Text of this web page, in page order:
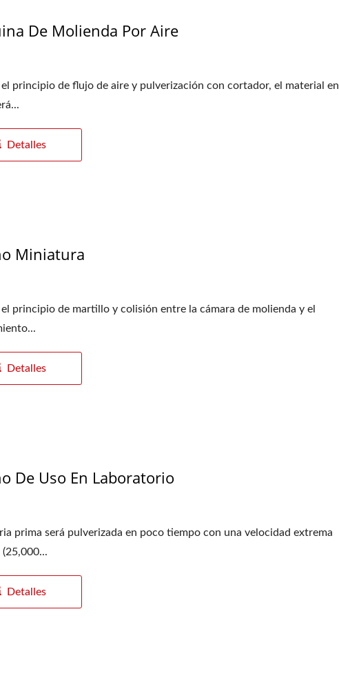
De Molienda Por Aire
el principio de flujo de aire y pulverización con cortador, el material en
Detalles
Miniatura
principio de martillo y colisión entre la cámara de molienda y el
Detalles
De Uso En Laboratorio
prima será pulverizada en poco tiempo con una velocidad extrema
Detalles